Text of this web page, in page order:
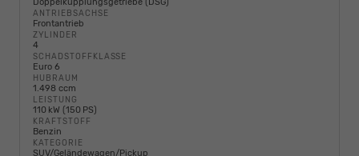
ANTRIEBSACHSE
Frontantrieb
ZYLINDER
4
SCHADSTOFFKLASSE
Euro 6
HUBRAUM
1.498 ccm
LEISTUNG
110 kW (150 PS)
KRAFTSTOFF
Benzin
KATEGORIE
SUV/Geländewagen/Pickup